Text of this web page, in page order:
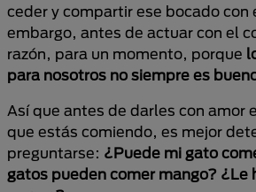
ceder y compartir ese bocado con
embargo, antes de actuar con el
razón, para un momento, porque
para nosotros no siempre es
Así que antes de darles con amor
que estás comiendo, es mejor
preguntarse: ¿Puede mi gato
gatos pueden comer mango? ¿Le